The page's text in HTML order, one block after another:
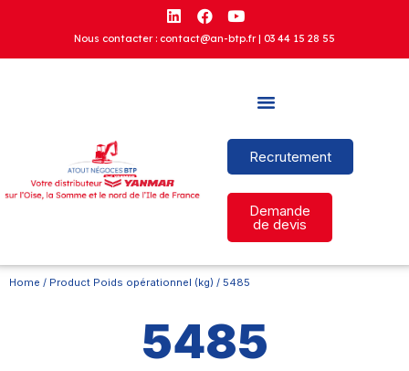
Nous contacter : contact@an-btp.fr | 03 44 15 28 55
Recrutement
Demande
de devis
Home / Product Poids opérationnel (kg) / 5485
5485